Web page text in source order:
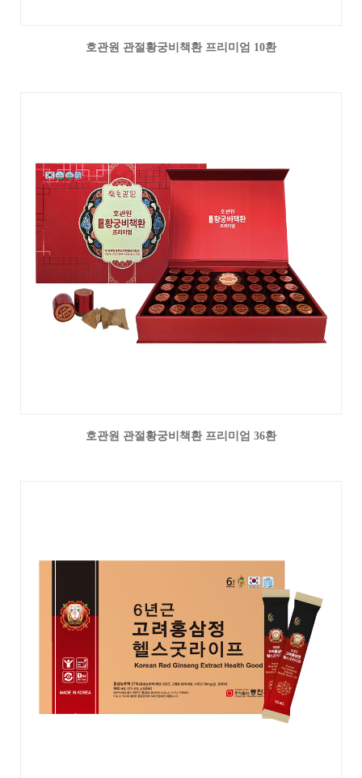
호관원 관절황궁비책환 프리미엄 10환
호관원 관절황궁비책환 프리미엄 36환